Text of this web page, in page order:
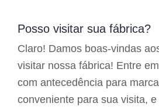
Posso visitar sua fábrica?
Claro! Damos boas-vindas
visitar nossa fábrica! Entre
com antecedência para
conveniente para sua visita,